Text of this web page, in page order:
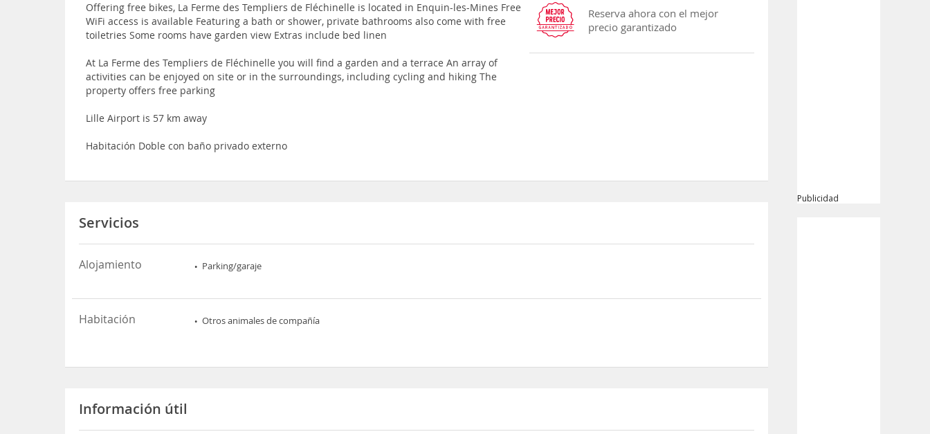
Offering free bikes, La Ferme des Templiers de Fléchinelle is located in Enquin-les-Mines Free
WiFi access is available Featuring a bath or shower, private bathrooms also come with free
toiletries Some rooms have garden view Extras include bed linen
At La Ferme des Templiers de Fléchinelle you will find a garden and a terrace An array of
activities can be enjoyed on site or in the surroundings, including cycling and hiking The
property offers free parking
Lille Airport is 57 km away
Habitación Doble con baño privado externo
Reserva ahora con el mejor
precio garantizado
Servicios
Alojamiento Parking/garaje
Habitación Otros animales de compañía
Información útil
Publicidad